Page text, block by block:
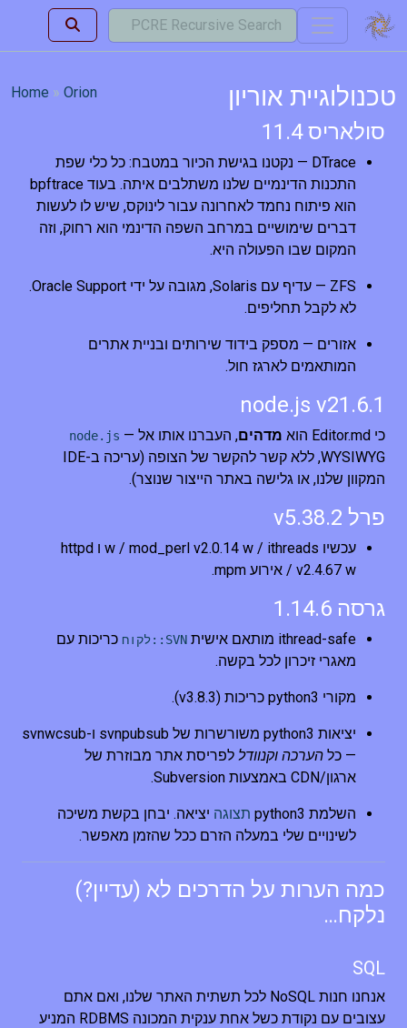
Home Orion טכנולוגיית אוריון
סולאריס 11.4
DTrace — נקטנו בגישת הכיור במטבח: כל כלי שפת
התכנות הדינמיים שלנו משתלבים איתה. בעוד bpftrace
הוא פיתוח נחמד לאחרונה עבור לינוקס, שיש לו לעשות
דברים שימושיים במרחב השפה הדינמי הוא רחוק, וזה
המקום שבו הפעולה היא.
ZFS — עדיף עם Solaris, מגובה על ידי Oracle Support.
לא לקבל תחליפים.
אזורים — מספק בידוד שירותים ובניית אתרים
המותאמים לארגז חול.
node.js v21.6.1
כי Editor.md הוא מדהים, העברנו אותו אל node.js —
WYSIWYG, ללא קשר להקשר של הצופה (עריכה ב-IDE
המקוון שלנו, או גלישה באתר הייצור שנוצר).
פרל v5.38.2
עכשיו w / mod_perl v2.0.14 w / ithreads ו httpd
v2.4.67 w / אירוע mpm.
גרסה 1.14.6
ithread-safe מותאם אישית SVN::לקוח
כריכות עם
מאגרי זיכרון לכל בקשה.
מקורי python3 כריכות (v3.8.3).
יציאות python3 משורשרות של svnpubsub ו-svnwcsub
— כל הערכה וקנוודל לפריסת אתר מבוזרת של
ארגון/CDN באמצעות Subversion.
השלמת python3 תצוגה יציאה. יבחן בקשת משיכה
לשינויים שלי במעלה הזרם ככל שהזמן מאפשר.
כמה הערות על הדרכים לא (עדיין?)
נלקח…
SQL
אנחנו חנות NoSQL לכל תשתית האתר שלנו, ואם אתם
עצובים עם נקודת כשל אחת ענקית המכונה RDBMS המניע